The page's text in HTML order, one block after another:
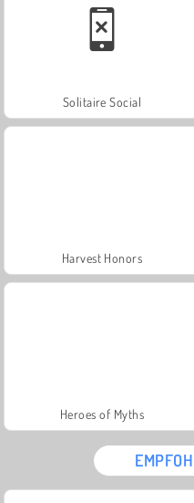
Solitaire Social
Harvest Honors
Heroes of Myths